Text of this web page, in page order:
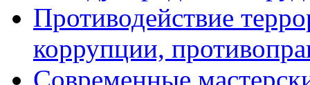
Противодействие
коррупции,